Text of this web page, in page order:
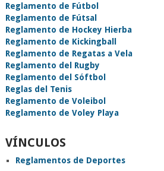
Reglamento de Fútbol
Reglamento de Fútsal
Reglamento de Hockey Hierba
Reglamento de Kickingball
Reglamento de Regatas a Vela
Reglamento del Rugby
Reglamento del Sóftbol
Reglas del Tenis
Reglamento de Voleibol
Reglamento de Voley Playa
VÍNCULOS
Reglamentos de Deportes